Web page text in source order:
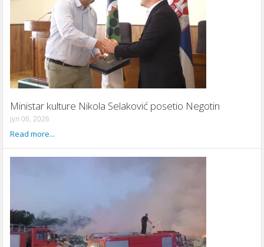
Ministar kulture Nikola Selaković posetio Negotin
јул 06, 2026
Read more...